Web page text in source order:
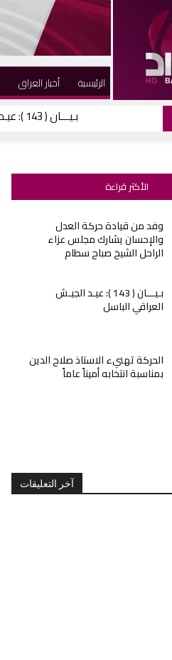
أخبار العراق الرئيسية
بـيـــان ( 143 ): عيـد الجيـش العراقي الباسل
الأكثر قراءة
وفد من قيادة حركة العدل
والإحسان يشارك مجلس عزاء
الراحل الشيخ صباح سطام
بـيـــان ( 143 ): عيـد الجيـش
العراقي الباسل
الحركة تهنيء الاستاذ صلاح الدين
بمناسبة انتخابه أميناً عاماً
آخر التعليقات